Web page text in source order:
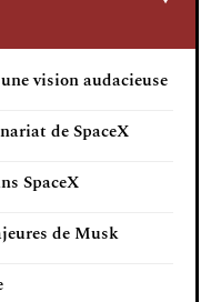
vision audacieuse
de SpaceX
SpaceX
de Musk